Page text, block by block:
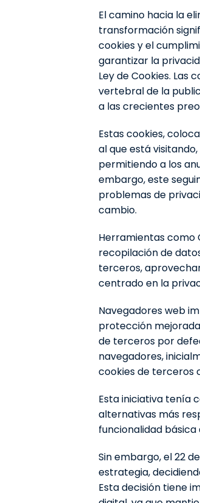
El camino hacia la
transformación
cookies y el
garantizar la
Ley de Cookies. Las
vertebral de la
a las crecientes
Estas cookies,
al que está
permitiendo a los
embargo, este
problemas de
cambio.
Herramientas como
recopilación de
terceros,
centrado en la
Navegadores web
protección
de terceros por
navegadores,
cookies de terceros
Esta iniciativa tenía
alternativas más
funcionalidad
Sin embargo, el 22
estrategia,
Esta decisión tiene